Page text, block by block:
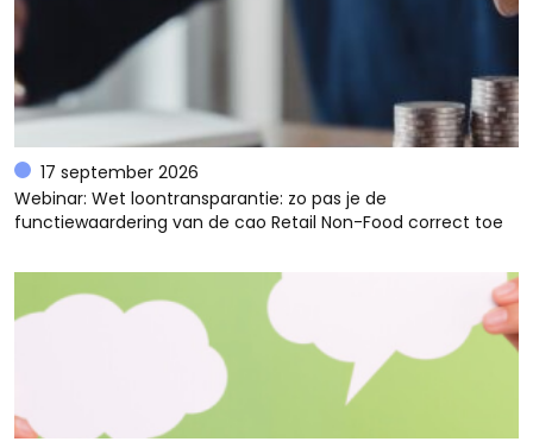
17 september 2026
Webinar: Wet loontransparantie: zo pas je de
functiewaardering van de cao Retail Non-Food correct toe